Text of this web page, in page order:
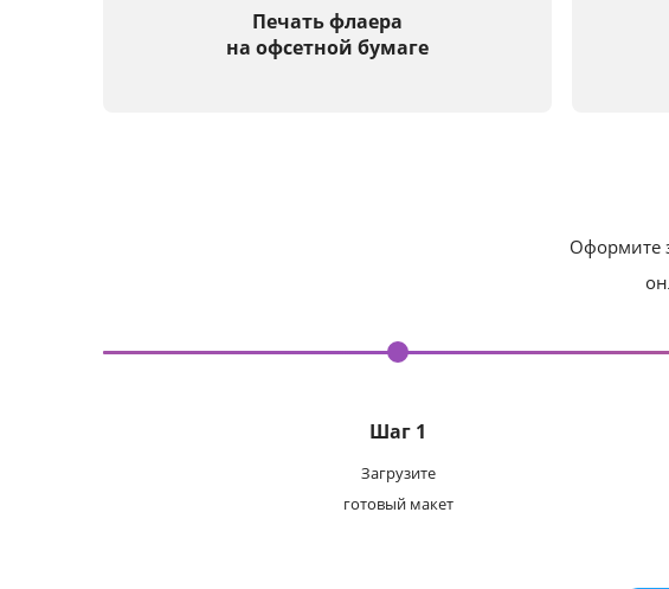
Печать флаера
на офсетной бумаге
Оформите
Шаг 1
Загрузите
готовый макет